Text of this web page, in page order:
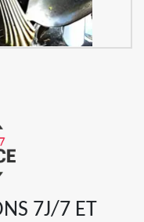
7J/7 ET